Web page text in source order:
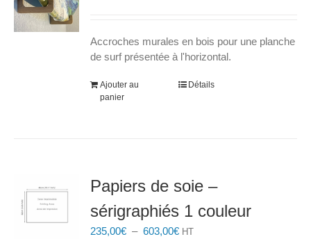
la
page
produit
Accroches murales en bois pour une planche
de surf présentée à l'horizontal.
Ajouter au
panier
Détails
Papiers de soie –
sérigraphiés 1 couleur
235,00€ – 603,00€Plage
HT